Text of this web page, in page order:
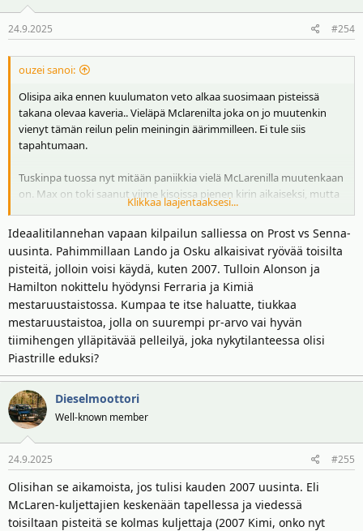
o
t
24.9.2025 #254
ouzei sanoi:
Olisipa aika ennen kuulumaton veto alkaa suosimaan pisteissä
takana olevaa kaveria.. Vieläpä Mclarenilta joka on jo muutenkin
vienyt tämän reilun pelin meiningin äärimmilleen. Ei tule siis
tapahtumaan.
Tuskinpa tuossa nyt mitään paniikkia vielä McLarenilla muutenkaan
on. Max on toki saanut viime kisoissa pienen kirin aikaiseksi, mutta
eiköhän tässä todennäköisesti palata taas normaaliin
päiväjärjestykseen ja Mclarenit palaa voittokantaan ja toivon
mukaan annetaan kuskien kisata entiseen malliin.
Klikkaa laajentaaksesi...
Ideaalitilannehan vapaan kilpailun salliessa on Prost vs Senna-
uusinta. Pahimmillaan Lando ja Osku alkaisivat ryövää toisilta
pisteitä, jolloin voisi käydä, kuten 2007. Tulloin Alonson ja
Hamilton nokittelu hyödynsi Ferraria ja Kimiä
mestaruustaistossa. Kumpaa te itse haluatte, tiukkaa
mestaruustaistoa, jolla on suurempi pr-arvo vai hyvän
tiimihengen ylläpitävää pelleilyä, joka nykytilanteessa olisi
Piastrille eduksi?
Dieselmoottori
Well-known member
24.9.2025 #255
Olisihan se aikamoista, jos tulisi kauden 2007 uusinta. Eli
McLaren-kuljettajien keskenään tapellessa ja viedessä
toisiltaan pisteitä se kolmas kuljettaja (2007 Kimi, onko nyt